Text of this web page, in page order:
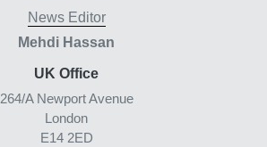
News Editor
Mehdi Hassan
UK Office
264/A Newport Avenue
London
E14 2ED